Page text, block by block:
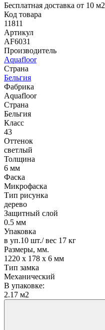
Бесплатная доставка от 10 м2
Код товара
11811
Артикул
AF6031
Производитель
Aquafloor
Страна
Бельгия
Фабрика
Aquafloor
Страна
Бельгия
Класс
43
Оттенок
светлый
Толщина
6 мм
Фаска
Микрофаска
Тип рисунка
дерево
Защитный слой
0.5 мм
Упаковка
в уп.10 шт./ вес 17 кг
Размеры, мм.
1220 х 178 х 6 мм
Тип замка
Механический
В упаковке:
2.17 м2